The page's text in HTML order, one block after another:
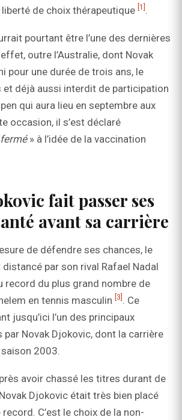
de choix thérapeutique [1] .
pourtant être l’une des dernières
outre l’Australie, dont Novak
pour une durée de trois ans, le
et déjà aussi interdit de participation
qui aura lieu en septembre aux
occasion, il s’est déclaré
» à l’idée de la vaccination
fait passer ses
avant sa carrière
de défendre ses chances, le
par son rival Rafael Nadal
record du plus grand nombre de
en tennis masculin
[3] . Ce
jusqu’ici l’un des principaux
Novak Djokovic, dont la carrière
2003.
avoir chassé les titres durant de
Djokovic était très bien placé
C’est le choix de la non-